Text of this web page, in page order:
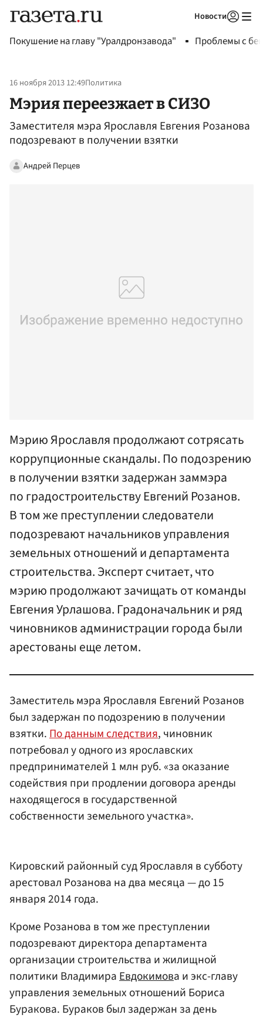
Новости
Покушение на главу "Уралдронзавода" Проблемы с
16 ноября 2013 12:49Политика
Мэрия переезжает в СИЗО
Заместителя мэра Ярославля Евгения Розанова
подозревают в получении взятки
Андрей Перцев
Мэрию Ярославля продолжают сотрясать
коррупционные скандалы. По подозрению
в получении взятки задержан заммэра
по градостроительству Евгений Розанов.
В том же преступлении следователи
подозревают начальников управления
земельных отношений и департамента
строительства. Эксперт считает, что
мэрию продолжают зачищать от команды
Евгения Урлашова. Градоначальник и ряд
чиновников администрации города были
арестованы еще летом.
Заместитель мэра Ярославля Евгений Розанов
был задержан по подозрению в получении
взятки. По данным следствия, чиновник
потребовал у одного из ярославских
предпринимателей 1 млн руб. «за оказание
содействия при продлении договора аренды
находящегося в государственной
собственности земельного участка».
Кировский районный суд Ярославля в субботу
арестовал Розанова на два месяца — до 15
января 2014 года.
Кроме Розанова в том же преступлении
подозревают директора департамента
организации строительства и жилищной
политики ВладимираЕвдокимова и экс-главу
управления земельных отношений Бориса
Буракова. Бураков был задержан за день